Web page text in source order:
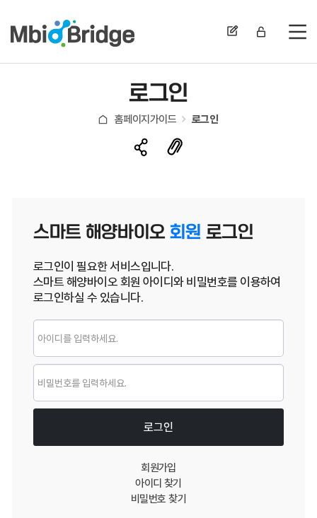
전
로그인
홈페이지가이드 로그인
스마트 해양바이오 회원 로그인
로그인이 필요한 서비스입니다.
스마트 해양바이오 회원 아이디와 비밀번호를 이용하여
로그인하실 수 있습니다.
로그인
로그인
회원가입
아이디 찾기
비밀번호 찾기